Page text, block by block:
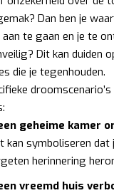
Dan ben je
te gaan en je te
Dit kan duiden
die je tegenhouden.
geheime kamer
kan symboliseren dat
herinnering
vreemd huis